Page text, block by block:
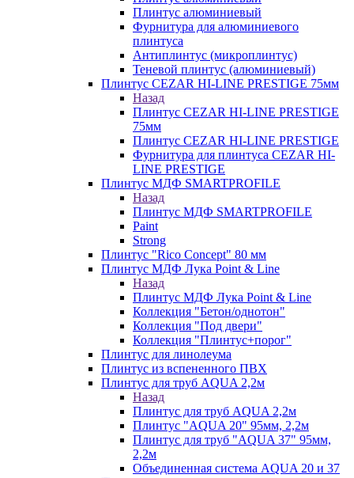
Плинтус алюминиевый
Фурнитура для алюминиевого
плинтуса
Антиплинтус (микроплинтус)
Теневой плинтус (алюминиевый)
Плинтус CEZAR HI-LINE PRESTIGE 75мм
Назад
Плинтус CEZAR HI-LINE PRESTIGE
75мм
Плинтус CEZAR HI-LINE PRESTIGE
Фурнитура для плинтуса CEZAR HI-
LINE PRESTIGE
Плинтус МДФ SMARTPROFILE
Назад
Плинтус МДФ SMARTPROFILE
Paint
Strong
Плинтус "Rico Concept" 80 мм
Плинтус МДФ Лука Point & Line
Назад
Плинтус МДФ Лука Point & Line
Коллекция "Бетон/однотон"
Коллекция "Под двери"
Коллекция "Плинтус+порог"
Плинтус для линолеума
Плинтус из вспененного ПВХ
Плинтус для труб AQUA 2,2м
Назад
Плинтус для труб AQUA 2,2м
Плинтус "AQUA 20" 95мм, 2,2м
Плинтус для труб "AQUA 37" 95мм,
2,2м
Объединенная система AQUA 20 и 37